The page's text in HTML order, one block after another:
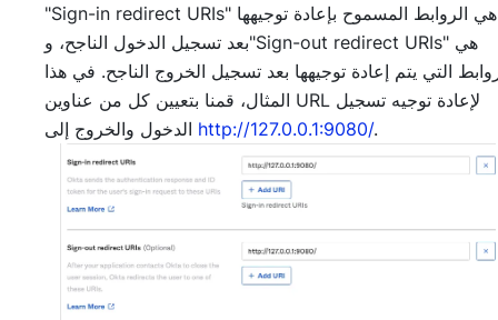
"Sign-in redirect URIs" هي الروابط المسموح بإعادة توجيهها
بعد تسجيل الدخول الناجح، و"Sign-out redirect URIs" هي
التي يتم إعادة توجيهها بعد تسجيل الخروج الناجح. في هذا
المثال، قمنا بتعيين كل من عناوين URL لإعادة توجيه تسجيل
http://127.0.0.1:9080/.